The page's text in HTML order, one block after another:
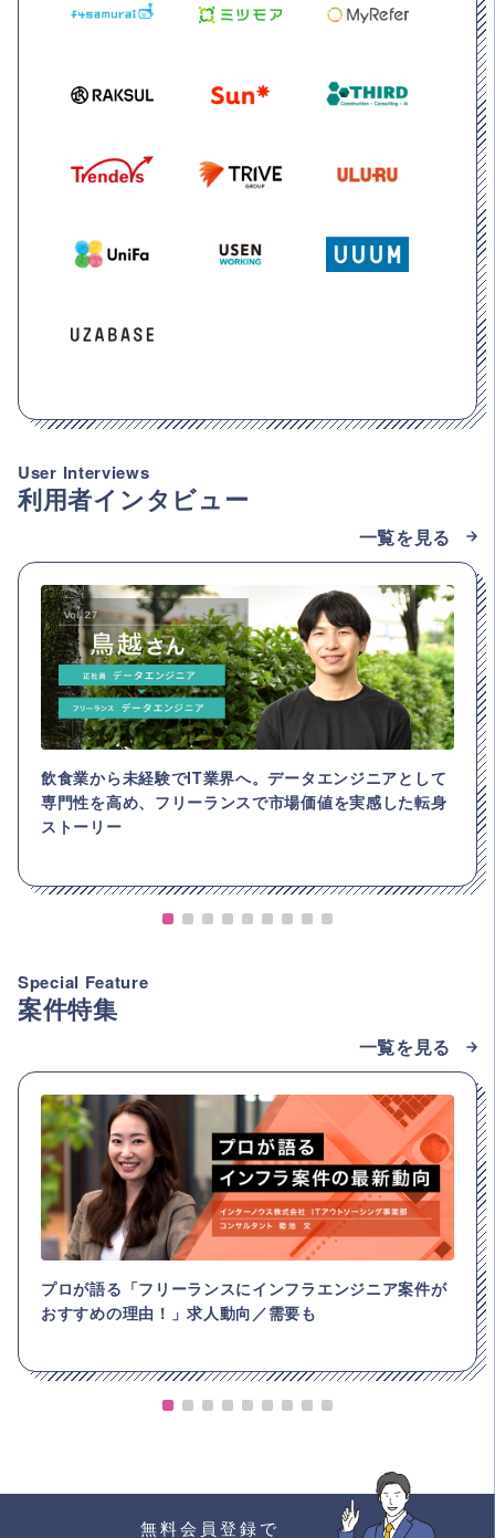
User Interviews
利用者インタビュー
一覧を見る
飲食業から未経験でIT業界へ。データエンジニアとして
専門性を高め、フリーランスで市場価値を実感した転身
ストーリー
Special Feature
案件特集
一覧を見る
プロが語る「フリーランスにインフラエンジニア案件が
おすすめの理由！」求人動向／需要も
無料会員登録で